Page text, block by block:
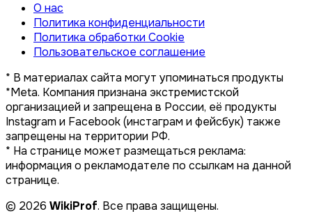
О нас
Политика конфиденциальности
Политика обработки Cookie
Пользовательское соглашение
* В материалах сайта могут упоминаться продукты
*Meta. Компания признана экстремистской
организацией и запрещена в России, её продукты
Instagram и Facebook (инстаграм и фейсбук) также
запрещены на территории РФ.
* На странице может размещаться реклама:
информация о рекламодателе по ссылкам на данной
странице.
© 2026 WikiProf. Все права защищены.